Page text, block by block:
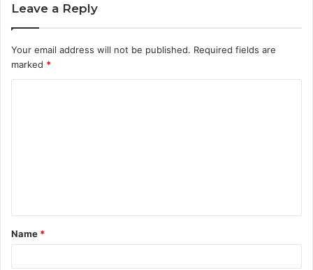
Leave a Reply
Your email address will not be published. Required fields are
marked *
t
*
Name *